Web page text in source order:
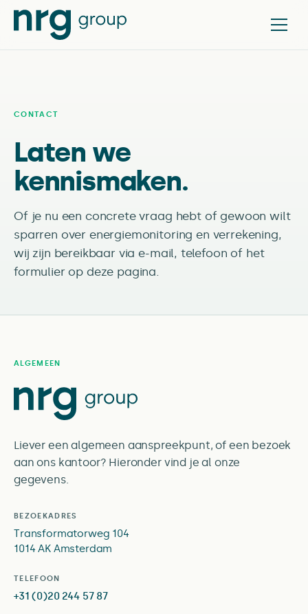
CONTACT
Laten we
kennismaken.
Of je nu een concrete vraag hebt of gewoon wilt
sparren over energiemonitoring en verrekening,
wij zijn bereikbaar via e-mail, telefoon of het
formulier op deze pagina.
ALGEMEEN
Liever een algemeen aanspreekpunt, of een bezoek
aan ons kantoor? Hieronder vind je al onze
gegevens.
BEZOEKADRES
Transformatorweg 104
1014 AK Amsterdam
TELEFOON
+31 (0)20 244 57 87